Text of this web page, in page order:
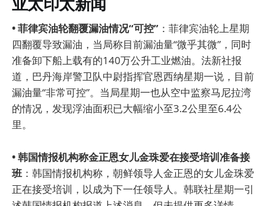
• 菲律宾油轮翻覆漏油情况“可控” ：菲律宾油轮上星期
四翻覆导致漏油，当局称目前漏油量“微乎其微”，同时
准备卸下船上载有的140万公升工业燃油。法新社报
道，巴丹海岸警卫队中尉指挥官恩西纳星期一说，目前
漏油量“非常可控”。当局星期一也从空中监察马尼拉湾
的情况，发现浮油面积已大幅缩小至3.2公里至6.4公
里。
• 韩国情报机构称金正恩女儿金珠爱在接受培训准备接
班 ：韩国情报机构称，朝鲜领导人金正恩的女儿金珠爱
正在接受培训，以成为下一任领导人。韩联社星期一引